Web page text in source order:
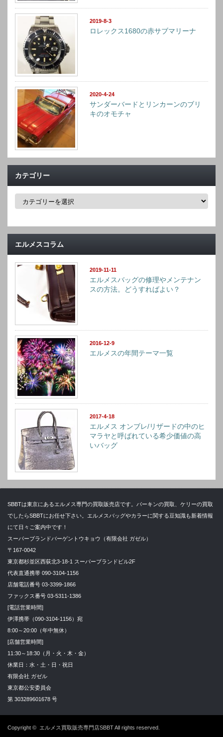
2019-8-3
ロレックス1680の赤サブマリーナ
2020-4-24
サンダーバードとリンカーンのブリ
キのオモチャ
カテゴリー
カ
ー
エルメスコラム
2019-11-11
エルメスバッグの修理やメンテナン
スの方法。どうすればよい？
2016-12-9
エルメスの年間テーマ一覧
2017-4-18
エルメス オンブレ/リザードの中のヒ
マラヤと呼ばれている希少価値の高
いバッグ
SBBTは東京にあるエルメス専門の買取販売店です。バーキンの買取、ケリーの買取
でしたらSBBTにお任せ下さい。エルメスバッグやカラーに関する豆知識も新着情報
にて日々ご案内中です！
スーパーブランドバーゲントウキョウ（有限会社 ガゼル）
〒167-0042
東京都杉並区西荻北3-18-1 スーパーブランドビル2F
代表直通携帯 090-3104-1156
店舗電話番号 03-3399-1866
ファックス番号 03-5311-1386
[電話営業時間]
伊澤携帯（090-3104-1156）宛
8:00～20:00（年中無休）
[店舗営業時間]
11:30～18:30（月・火・木・金）
休業日：水・土・日・祝日
有限会社 ガゼル
東京都公安委員会
第 303289601678 号
Copyright © エルメス買取販売専門店SBBTAll rights reserved.